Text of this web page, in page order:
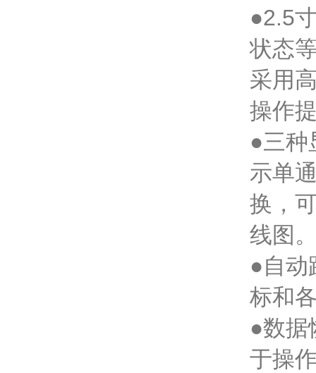
●2.5
状态
采用
操作
●三种
示单
换，
线图
●自动
标和
●数据
于操